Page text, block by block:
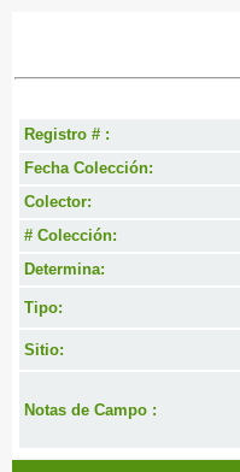
Registro # :
Fecha Colección:
Colector:
# Colección:
Determina:
Tipo:
Sitio:
Notas de Campo :